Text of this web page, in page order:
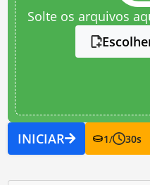
Solte os arquivos
INICIAR 1/ 30s